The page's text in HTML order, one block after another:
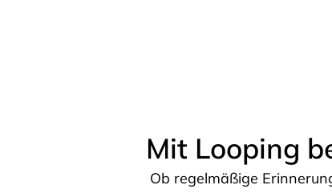
Mit Looping
Ob regelmäßige